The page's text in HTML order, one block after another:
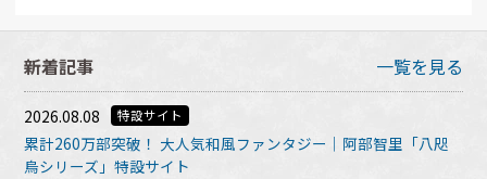
新着記事 一覧を見る
2026.08.08 特設サイト
累計260万部突破！ 大人気和風ファンタジー｜阿部智里「八咫
烏シリーズ」特設サイト